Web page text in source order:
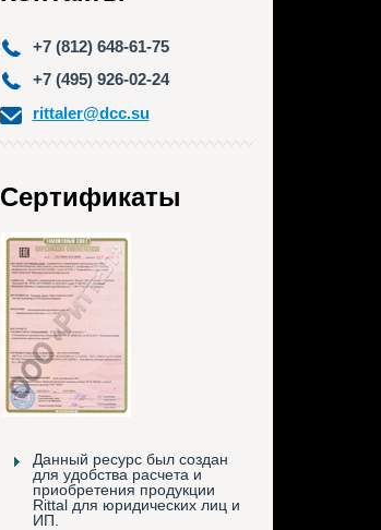
+7 (812) 648-61-75
+7 (495) 926-02-24
rittaler@dcc.su
Сертификаты
Данный ресурс был создан
для удобства расчета и
приобретения продукции
Rittal для юридических лиц и
ИП.